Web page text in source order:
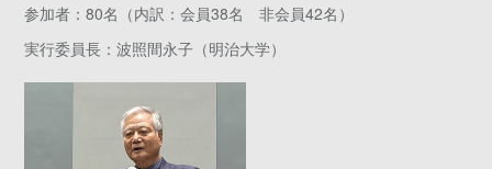
参加者：80名（内訳：会員38名 非会員42名）
実行委員長：波照間永子（明治大学）